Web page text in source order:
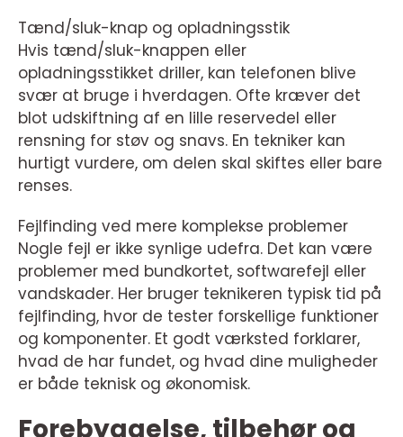
Tænd/sluk-knap og opladningsstik
Hvis tænd/sluk-knappen eller
opladningsstikket driller, kan telefonen blive
svær at bruge i hverdagen. Ofte kræver det
blot udskiftning af en lille reservedel eller
rensning for støv og snavs. En tekniker kan
hurtigt vurdere, om delen skal skiftes eller bare
renses.
Fejlfinding ved mere komplekse problemer
Nogle fejl er ikke synlige udefra. Det kan være
problemer med bundkortet, softwarefejl eller
vandskader. Her bruger teknikeren typisk tid på
fejlfinding, hvor de tester forskellige funktioner
og komponenter. Et godt værksted forklarer,
hvad de har fundet, og hvad dine muligheder
er både teknisk og økonomisk.
Forebyggelse, tilbehør og